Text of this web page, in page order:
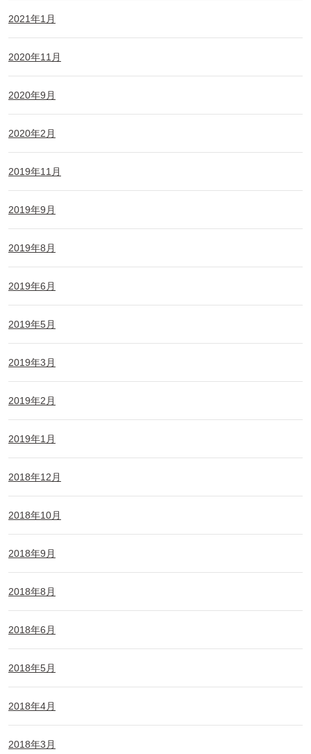
2021年1月
2020年11月
2020年9月
2020年2月
2019年11月
2019年9月
2019年8月
2019年6月
2019年5月
2019年3月
2019年2月
2019年1月
2018年12月
2018年10月
2018年9月
2018年8月
2018年6月
2018年5月
2018年4月
2018年3月